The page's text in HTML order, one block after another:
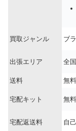
買取ジャンル ブ
出張エリア 全
送料 無料
宅配キット 無料
宅配返送料 自